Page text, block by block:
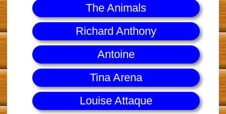
The Animals
Richard Anthony
Antoine
Tina Arena
Louise Attaque